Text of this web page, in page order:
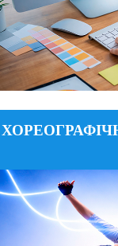
+38 (098) 444-
вул. Є.